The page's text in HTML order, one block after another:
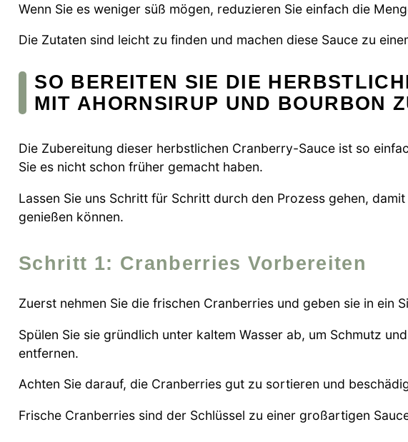
Wenn Sie es weniger süß mögen, reduzieren Sie einfach die
Die Zutaten sind leicht zu finden und machen diese Sauce zu
SO BEREITEN SIE DIE
MIT AHORNSIRUP UND BOURBON
Die Zubereitung dieser herbstlichen Cranberry-Sauce ist so
Sie es nicht schon früher gemacht haben.
Lassen Sie uns Schritt für Schritt durch den Prozess gehen,
genießen können.
Schritt 1: Cranberries Vorbereiten
Zuerst nehmen Sie die frischen Cranberries und geben sie in ein
Spülen Sie sie gründlich unter kaltem Wasser ab, um Schmutz
entfernen.
Achten Sie darauf, die Cranberries gut zu sortieren und
Frische Cranberries sind der Schlüssel zu einer großartigen